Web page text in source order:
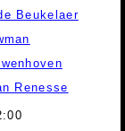
Beukelaer
Renesse